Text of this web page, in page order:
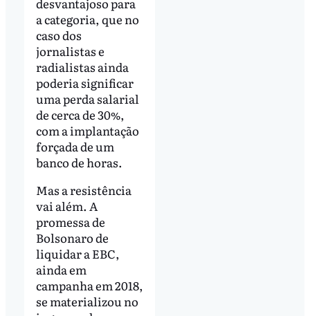
a categoria, que no
caso dos
jornalistas e
radialistas ainda
poderia significar
uma perda salarial
de cerca de 30%,
com a implantação
forçada de um
banco de horas.
Mas a resistência
vai além. A
promessa de
Bolsonaro de
liquidar a EBC,
ainda em
campanha em 2018,
se materializou no